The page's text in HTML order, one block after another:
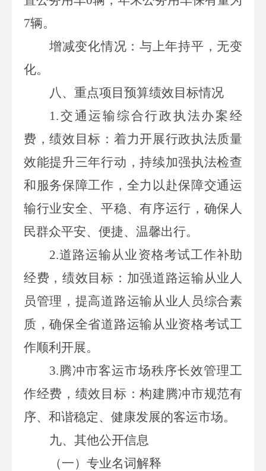
7辆。
增减变化情况：与上年持平，无变
化。
八、重点项目预算绩效目标情况
1.交通运输综合行政执法办案经
费，绩效目标：着力开展行政执法质量
效能提升三年行动，持续加强执法检查
和服务保障工作，全力以赴保障交通运
输行业安全、平稳、有序运行，确保人
民群众平安、便捷、温馨出行。
2.道路运输从业资格考试工作补助
经费，绩效目标：加强道路运输从业人
员管理，提高道路运输从业人员综合素
质，确保全省道路运输从业资格考试工
作顺利开展。
3.腾冲市客运市场秩序长效管理工
作经费，绩效目标：构建腾冲市规范有
序、和谐稳定、健康发展的客运市场。
九、其他公开信息
（一）专业名词解释